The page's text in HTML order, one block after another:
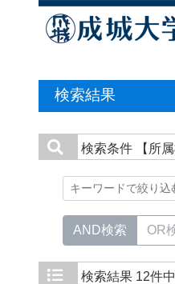
検索結果
検索条件 【所
AND検索 OR
検索結果 12件